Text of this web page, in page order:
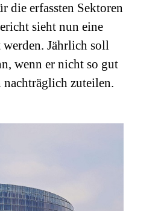
die erfassten Sektoren
sieht nun eine
Jährlich soll
wenn er nicht so gut
zuteilen.